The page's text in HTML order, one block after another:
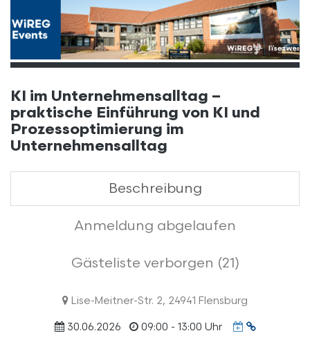
KI im Unternehmensalltag –
praktische Einführung von KI und
Prozessoptimierung im
Unternehmensalltag
Beschreibung
Anmeldung abgelaufen
Gästeliste verborgen (21)
Lise-Meitner-Str. 2, 24941 Flensburg
30.06.2026 09:00 - 13:00 Uhr
Termin